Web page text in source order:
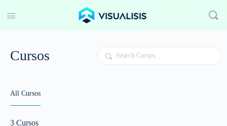
Cursos Buscar
All Cursos
3 Cursos